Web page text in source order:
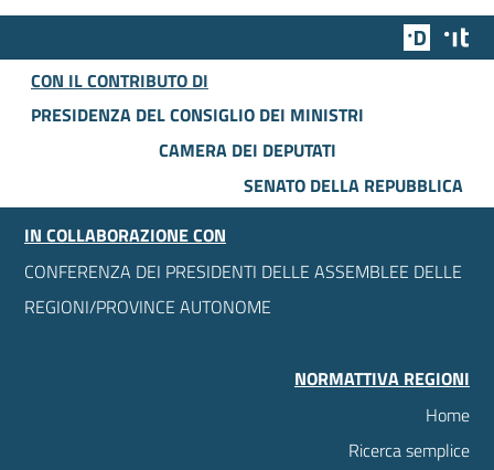
Team
CON IL CONTRIBUTO DI
PRESIDENZA DEL CONSIGLIO DEI MINISTRI
CAMERA DEI DEPUTATI
SENATO DELLA REPUBBLICA
IN COLLABORAZIONE CON
CONFERENZA DEI PRESIDENTI DELLE ASSEMBLEE DELLE
REGIONI/PROVINCE AUTONOME
NORMATTIVA REGIONI
Home
Ricerca semplice